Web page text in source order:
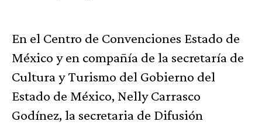
En el Centro de Convenciones Estado de
México y en compañía de la secretaría de
Cultura y Turismo del Gobierno del
Estado de México, Nelly Carrasco
Godínez, la secretaria de Difusión